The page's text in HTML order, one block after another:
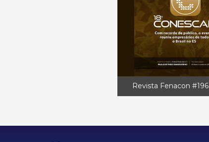
Revista Fenacon #196